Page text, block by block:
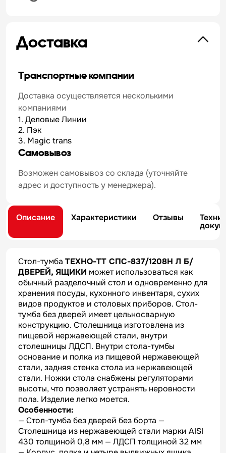
Доставка
Транспортные компании
Доставка осуществляется несколькими
компаниями
1. Деловые Линии
2. Пэк
3. Magic trans
Самовывоз
Возможен самовывоз со склада (уточняйте
адрес и доступность у менеджера).
Описание Характеристики Отзывы
Стол-тумба ТЕХНО-ТТ СПС-837/1208Н Л Б/
ДВЕРЕЙ, ЯЩИКИ может использоваться как
обычный разделочный стол и одновременно для
хранения посуды, кухонного инвентаря, сухих
видов продуктов и столовых приборов. Стол-
тумба без дверей имеет цельносварную
конструкцию. Столешница изготовлена из
пищевой нержавеющей стали, внутри
столешницы ЛДСП. Внутри стола-тумбы
основание и полка из пищевой нержавеющей
стали, задняя стенка стола из нержавеющей
стали. Ножки стола снабжены регуляторами
высоты, что позволяет устранять неровности
пола. Изделие легко моется.
Особенности:
— Стол-тумба без дверей без борта —
Столешница из нержавеющей стали марки AISI
430 толщиной 0,8 мм — ЛДСП толщиной 32 мм